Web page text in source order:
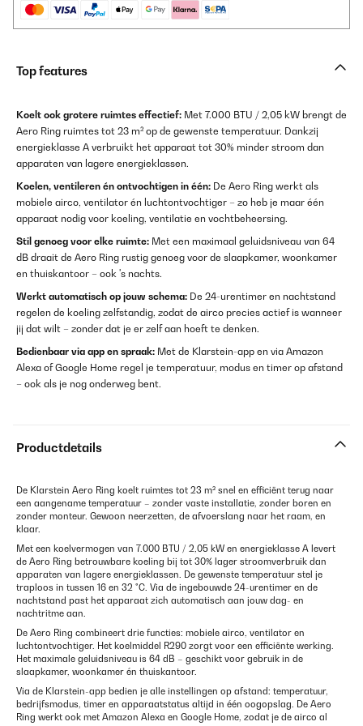
Top features
Koelt ook grotere ruimtes effectief: Met 7.000 BTU / 2,05 kW brengt de
Aero Ring ruimtes tot 23 m² op de gewenste temperatuur. Dankzij
energieklasse A verbruikt het apparaat tot 30% minder stroom dan
apparaten van lagere energieklassen.
Koelen, ventileren én ontvochtigen in één: De Aero Ring werkt als
mobiele airco, ventilator én luchtontvochtiger – zo heb je maar één
apparaat nodig voor koeling, ventilatie en vochtbeheersing.
Stil genoeg voor elke ruimte: Met een maximaal geluidsniveau van 64
dB draait de Aero Ring rustig genoeg voor de slaapkamer, woonkamer
en thuiskantoor – ook 's nachts.
Werkt automatisch op jouw schema: De 24-urentimer en nachtstand
regelen de koeling zelfstandig, zodat de airco precies actief is wanneer
jij dat wilt – zonder dat je er zelf aan hoeft te denken.
Bedienbaar via app en spraak: Met de Klarstein-app en via Amazon
Alexa of Google Home regel je temperatuur, modus en timer op afstand
– ook als je nog onderweg bent.
Productdetails
De Klarstein Aero Ring koelt ruimtes tot 23 m² snel en efficiënt terug naar
een aangename temperatuur – zonder vaste installatie, zonder boren en
zonder monteur. Gewoon neerzetten, de afvoerslang naar het raam, en
klaar.
Met een koelvermogen van 7.000 BTU / 2,05 kW en energieklasse A levert
de Aero Ring betrouwbare koeling bij tot 30% lager stroomverbruik dan
apparaten van lagere energieklassen. De gewenste temperatuur stel je
traploos in tussen 16 en 32 °C. Via de ingebouwde 24-urentimer en de
nachtstand past het apparaat zich automatisch aan jouw dag- en
nachtritme aan.
De Aero Ring combineert drie functies: mobiele airco, ventilator en
luchtontvochtiger. Het koelmiddel R290 zorgt voor een efficiënte werking.
Het maximale geluidsniveau is 64 dB – geschikt voor gebruik in de
slaapkamer, woonkamer én thuiskantoor.
Via de Klarstein-app bedien je alle instellingen op afstand: temperatuur,
bedrijfsmodus, timer en apparaatstatus altijd in één oogopslag. De Aero
Ring werkt ook met Amazon Alexa en Google Home, zodat je de airco al